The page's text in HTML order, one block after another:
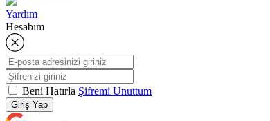
Yardım
Hesabım
Beni Hatırla Şifremi Unuttum
Giriş Yap